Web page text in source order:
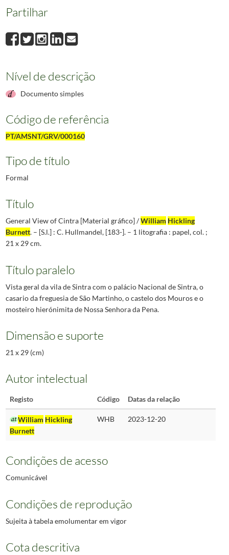
Partilhar
Nível de descrição
Documento simples
Código de referência
PT/AMSNT/GRV/000160
Tipo de título
Formal
Título
General View of Cintra [Material gráfico] /William Hickling
Burnett. – [S.l.] : C. Hullmandel, [183-]. – 1 litografia : papel, col. ;
21 x 29 cm.
Título paralelo
Vista geral da vila de Sintra com o palácio Nacional de Sintra, o
casario da freguesia de São Martinho, o castelo dos Mouros e o
mosteiro hierónimita de Nossa Senhora da Pena.
Dimensão e suporte
21 x 29 (cm)
Autor intelectual
Registo Código Datas da relação
William Hickling
Burnett
WHB 2023-12-20
Condições de acesso
Comunicável
Condições de reprodução
Sujeita à tabela emolumentar em vigor
Cota descritiva